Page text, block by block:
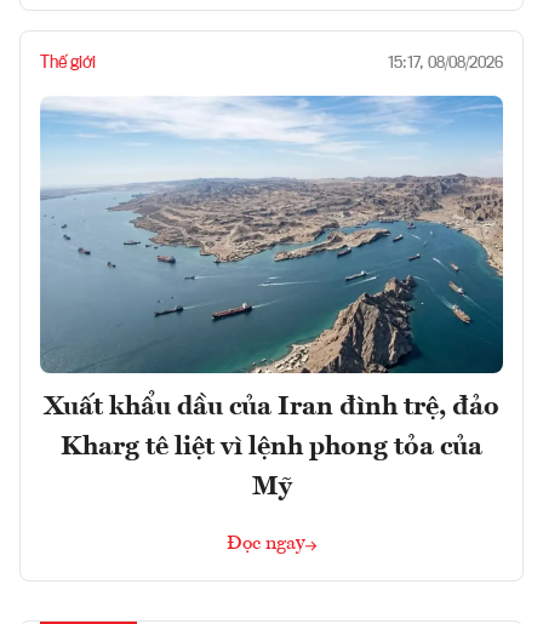
Thế giới 15:17, 08/08/2026
Xuất khẩu dầu của Iran đình trệ, đảo
Kharg tê liệt vì lệnh phong tỏa của
Mỹ
Đọc ngay